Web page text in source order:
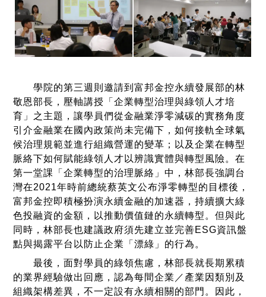
學院的第三週則邀請到富邦金控永續發展部的林
敬恩部長，壓軸講授「企業轉型治理與綠領人才培
育」之主題，讓學員們從金融業淨零減碳的實務角度
引介金融業在國內政策尚未完備下，如何接軌全球氣
候治理規範並進行組織營運的變革；以及企業在轉型
脈絡下如何賦能綠領人才以辨識實體與轉型風險。在
第一堂課「企業轉型的治理脈絡」中，林部長強調台
灣在2021年時前總統蔡英文公布淨零轉型的目標後，
富邦金控即積極扮演永續金融的加速器，持續擴大綠
色投融資的金額，以推動價值鏈的永續轉型。但與此
同時，林部長也建議政府須先建立並完善ESG資訊盤
點與揭露平台以防止企業「漂綠」的行為。
最後，面對學員的綠領焦慮，林部長就長期累積
的業界經驗做出回應，認為每間企業／產業因類別及
組織架構差異，不一定設有永續相關的部門。因此，